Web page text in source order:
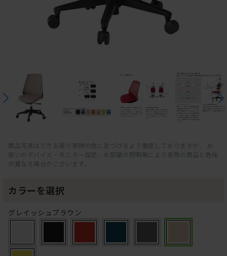
商品写真はできる限り実物の色に近づけるよう徹底しておりますが、 お
使いのデバイス・モニター設定、お部屋の照明等により実際の商品と色味
が異なる場合がございます。
カラーを選択
グレイッシュブラウン